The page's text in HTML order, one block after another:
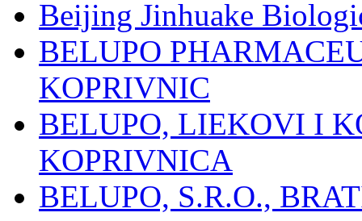
Beijing Jinhuake
BELUPO
KOPRIVNIC
BELUPO, LIEKOVI I
KOPRIVNICA
BELUPO, S.R.O.,